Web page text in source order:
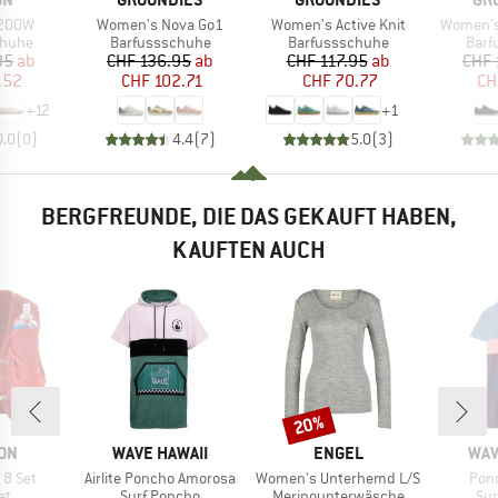
Preis
ab
+12
(0)
Artikel
Women's Nova Go1
Produktgruppe
Barfussschuhe
Preis
CHF 136.95reduzierter Preis
ab
CHF 102.71
4.4(7)
Artikel
Women's Active Knit
Produktgruppe
Barfussschuhe
Preis
CHF 117.95reduzierter Preis
ab
CHF 70.77
+1
5.0(3)
Artikel
BERGFREUNDE, DIE DAS GEKAUFT HABEN,
KAUFTEN AUCH
Set
MARKE
WAVE HAWAII
Artikel
Airlite Poncho Amorosa
MARKE
ENGEL
Artikel
Women's Unterhemd L/S
Rabatt
20%